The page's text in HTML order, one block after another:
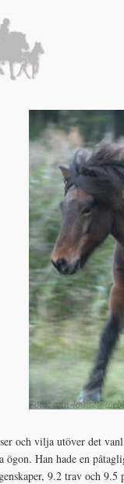
och vilja utöver det
ögon. Han hade en
9.2 trav och